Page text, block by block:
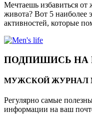
Мечтаешь избавиться
живота? Вот 5 наиболее
активностей, которые
ПОДПИШИСЬ НА
МУЖСКОЙ ЖУРНАЛ
Регулярно самые
информации на ваш